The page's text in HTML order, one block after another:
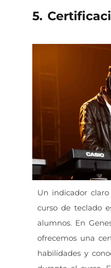
5.
Un indicador
curso de teclado
alumnos. En
ofrecemos una
habilidades y